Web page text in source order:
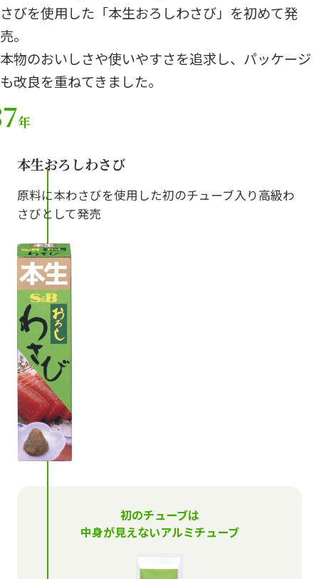
さびを使用した「本生おろしわさび」を初めて発
売。
本物のおいしさや使いやすさを追求し、パッケージ
も改良を重ねてきました。
年
本生おろしわさび
原料に本わさびを使用した初のチューブ入り高級わ
さびとして発売
初のチューブは
中身が見えないアルミチューブ